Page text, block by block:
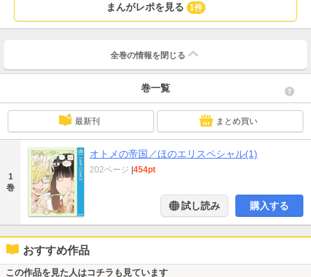
まんがレポを見る 1件
全巻の情報を 閉じる
巻一覧
最新刊 まとめ買い
1
巻
オトメの帝国／ほのエリスペシャル(1)
202ページ |454pt
試し読み 購入する
おすすめ作品
この作品を見た人はコチラも見ています